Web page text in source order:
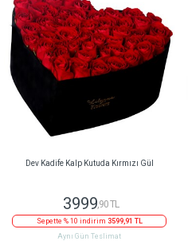
Dev Kadife Kalp Kutuda Kırmızı Gül
3999,90 TL
Sepette % 10 indirim 3599,91 TL
Aynı Gün Teslimat